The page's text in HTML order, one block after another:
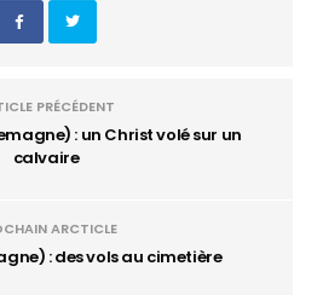
PRÉCÉDENT
: un Christ volé sur un
calvaire
ARCTICLE
: des vols au cimetière